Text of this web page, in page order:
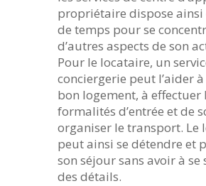
propriétaire dispose ainsi
de temps pour se
d’autres aspects de son
Pour le locataire, un
conciergerie peut l’aider
bon logement, à effectuer
formalités d’entrée et de
organiser le transport. Le
peut ainsi se détendre et
son séjour sans avoir à se
des détails.